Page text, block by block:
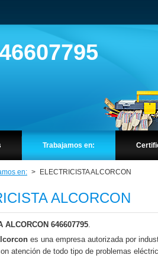
Trabajamos en:
en: > ELECTRICISTA ALCORCON
ALCORCON
ALCORCON 646607795.
es una empresa autorizada por
atención de todo tipo de problemas